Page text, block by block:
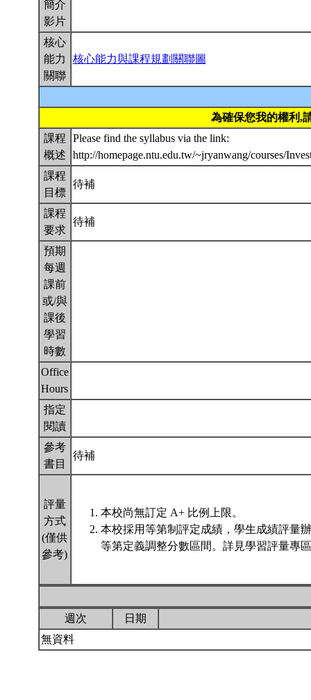
簡介
影片
核心
能力
關聯
核心能力與課程規劃關聯圖
為確保您我的權利,
課程
概述
Please find the syllabus via the link:
http://homepage.ntu.edu.tw/~jryanwang/courses/
課程
目標
待補
課程
要求
待補
預期
每週
課前
或/與
課後
學習
時數
Office
Hours
指定
閱讀
參考
書目
待補
評量
方式
(僅供
參考)
本校尚無訂定 A+ 比例上限。
本校採用等第制評定成績，學生成績評量
等第定義調整分數區間。詳見學習評量專
週次
日期
無資料